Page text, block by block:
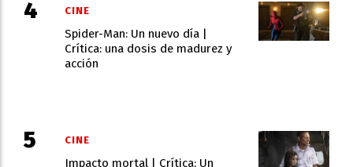
Spider-Man: Un nuevo día |
Crítica: una dosis de madurez y
acción
CINE
Impacto mortal | Crítica: Un
CINE